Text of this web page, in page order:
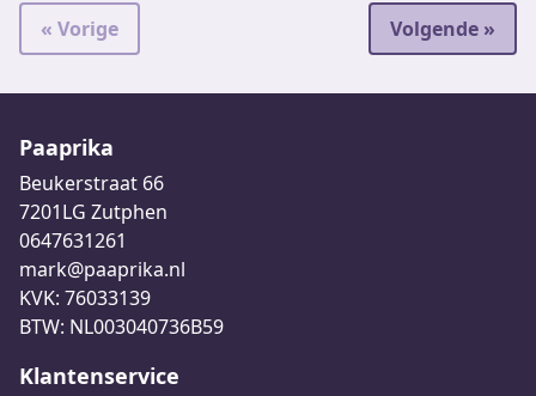
« Vorige Volgende »
Paaprika
Beukerstraat 66
7201LG Zutphen
0647631261
mark@paaprika.nl
KVK: 76033139
BTW: NL003040736B59
Klantenservice